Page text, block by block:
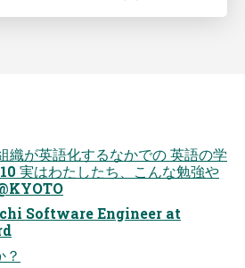
織が英語化するなかでの 英語の学
実はわたしたち、こんな勉強や
Software Engineer at